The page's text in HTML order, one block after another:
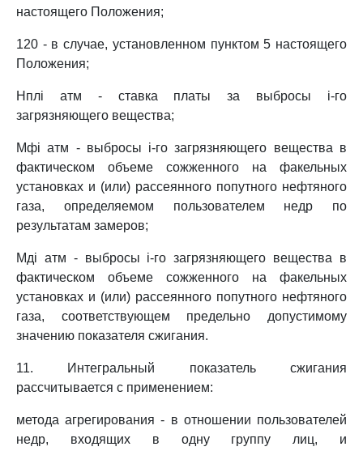
настоящего Положения;
120 - в случае, установленном пунктом 5 настоящего
Положения;
Нплi атм - ставка платы за выбросы i-го
загрязняющего вещества;
Мфi атм - выбросы i-го загрязняющего вещества в
фактическом объеме сожженного на факельных
установках и (или) рассеянного попутного нефтяного
газа, определяемом пользователем недр по
результатам замеров;
Мдi атм - выбросы i-го загрязняющего вещества в
фактическом объеме сожженного на факельных
установках и (или) рассеянного попутного нефтяного
газа, соответствующем предельно допустимому
значению показателя сжигания.
11. Интегральный показатель сжигания
рассчитывается с применением:
метода агрегирования - в отношении пользователей
недр, входящих в одну группу лиц, и